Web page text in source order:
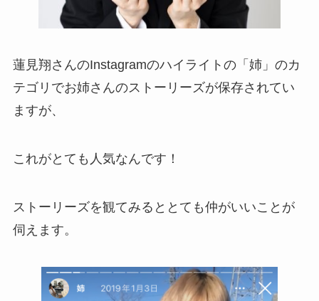
蓮見翔さんのInstagramのハイライトの「姉」のカ
テゴリでお姉さんのストーリーズが保存されてい
ますが、
これがとても人気なんです！
ストーリーズを観てみるととても仲がいいことが
伺えます。